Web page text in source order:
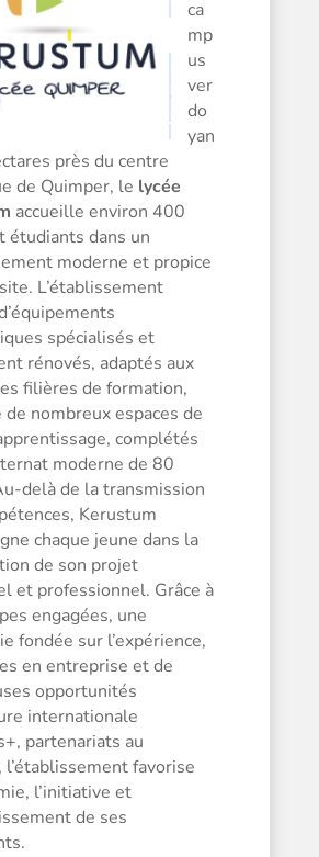
ca
mp
us
ver
do
yan
près du centre
de Quimper, le lycée
accueille environ 400
étudiants dans un
moderne et propice
L’établissement
spécialisés et
rénovés, adaptés aux
filières de formation,
de nombreux espaces de
complétés
moderne de 80
delà de la transmission
Kerustum
chaque jeune dans la
de son projet
et professionnel. Grâce à
engagées, une
fondée sur l’expérience,
en entreprise et de
opportunités
internationale
partenariats au
l’établissement favorise
l’initiative et
de ses